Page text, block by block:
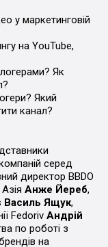
у маркетинговій
на YouTube,
Як
Який
канал?
серед
директор BBDO
Анже Йереб,
Василь Ящук,
Fedoriv Андрій
по роботі з
на